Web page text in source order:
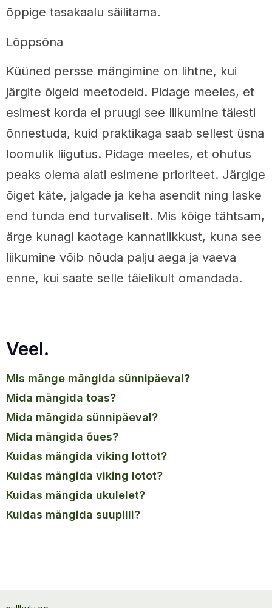
õppige tasakaalu säilitama.
Lõppsõna
Küüned persse mängimine on lihtne, kui
järgite õigeid meetodeid. Pidage meeles, et
esimest korda ei pruugi see liikumine täiesti
õnnestuda, kuid praktikaga saab sellest üsna
loomulik liigutus. Pidage meeles, et ohutus
peaks olema alati esimene prioriteet. Järgige
õiget käte, jalgade ja keha asendit ning laske
end tunda end turvaliselt. Mis kõige tähtsam,
ärge kunagi kaotage kannatlikkust, kuna see
liikumine võib nõuda palju aega ja vaeva
enne, kui saate selle täielikult omandada.
Veel.
mis mänge mängida sünnipäeval?
mida mängida toas?
mida mängida sünnipäeval?
mida mängida õues?
kuidas mängida viking lottot?
kuidas mängida viking lotot?
kuidas mängida ukulelet?
kuidas mängida suupilli?